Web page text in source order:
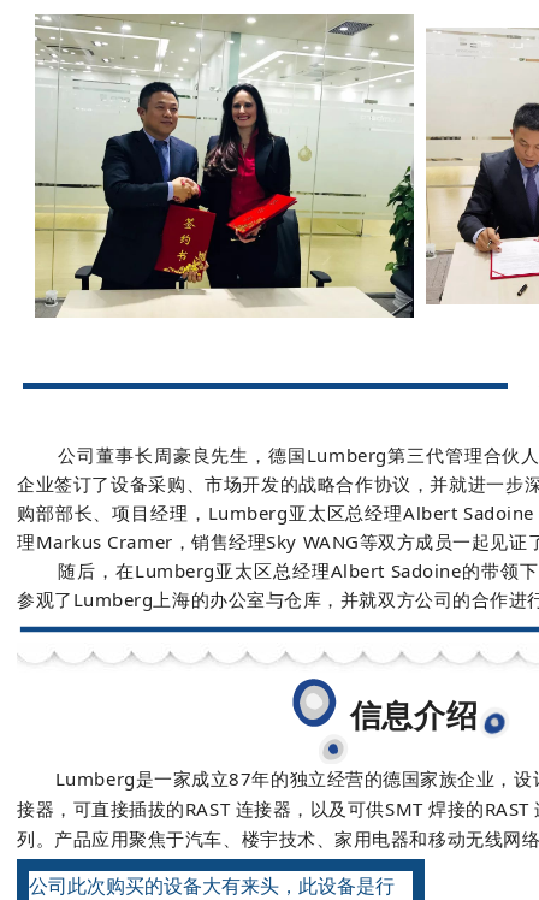
公司董事长周豪良先生，德国Lumberg第三代管理合伙
企业签订了设备采购、市场开发的战略合作协议，并就进一步
购部部长、项目经理，Lumberg亚太区总经理Albert
理Markus Cramer，销售经理Sky WANG等双方成员一起见证
随后，在Lumberg亚太区总经理Albert Sadoine的带领下
参观了Lumberg上海的办公室与仓库，并就双方公司的合作进
信息介绍
Lumberg是一家成立87年的独立经营的德国家族企业，设
接器，可直接插拔的RAST 连接器，以及可供SMT 焊接的
列。产品应用聚焦于汽车、楼宇技术、家用电器和移动无线网
公司此次购买的设备大有来头，此设备是行